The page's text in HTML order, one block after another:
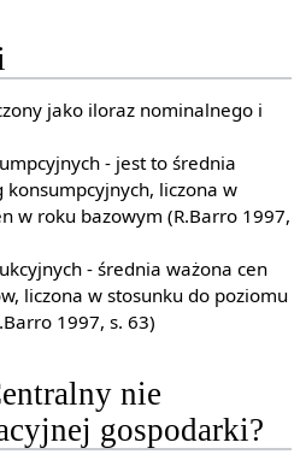
jako iloraz nominalnego i
- jest to średnia
konsumpcyjnych, liczona w
w roku bazowym (R.Barro 1997,
- średnia ważona cen
liczona w stosunku do poziomu
1997, s. 63)
nie
gospodarki?